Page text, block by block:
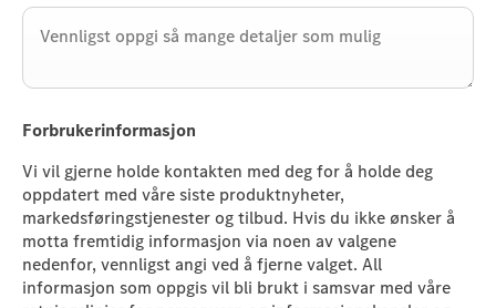
Forbrukerinformasjon
Vi vil gjerne holde kontakten med deg for å holde deg
oppdatert med våre siste produktnyheter,
markedsføringstjenester og tilbud. Hvis du ikke ønsker å
motta fremtidig informasjon via noen av valgene
nedenfor, vennligst angi ved å fjerne valget. All
informasjon som oppgis vil bli brukt i samsvar med våre